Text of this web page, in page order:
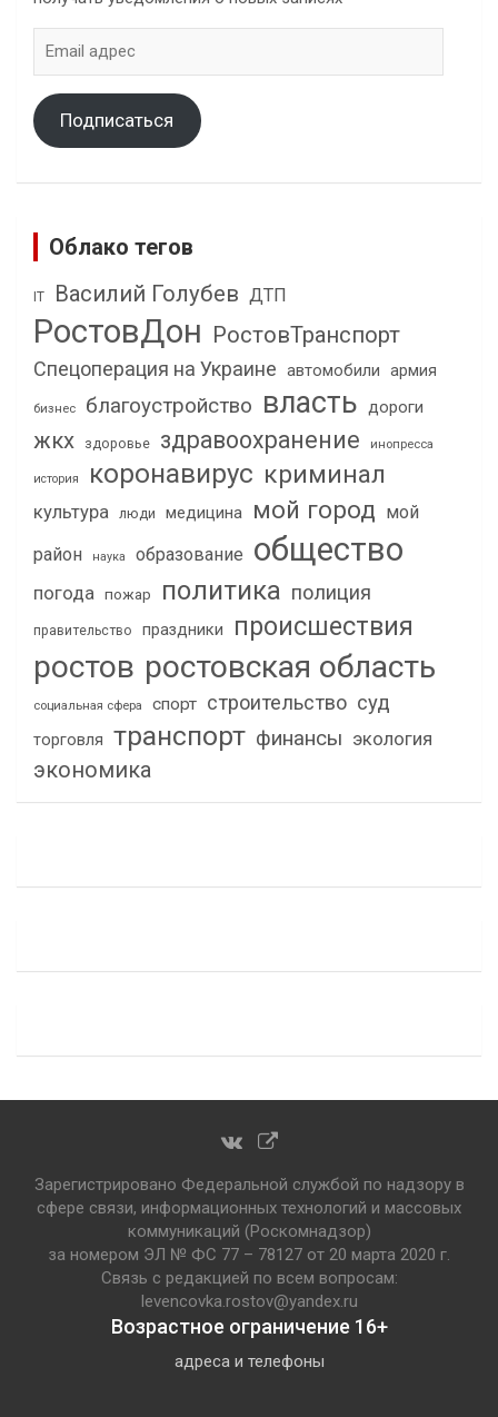
адрес
Подписаться
Облако тегов
IT Василий Голубев ДТП
РостовДон РостовТранспорт
Спецоперация на Украине автомобили армия
бизнес благоустройство власть дороги
жкх здоровье здравоохранение инопресса
история коронавирус криминал
культура люди медицина мой город мой
район
наука образование общество
погода пожар политика полиция
правительство праздники происшествия
ростов ростовская область
социальная сфера спорт строительство суд
торговля транспорт финансы экология
экономика
Зарегистрировано Федеральной службой по надзору в
сфере связи, информационных технологий и массовых
коммуникаций (Роскомнадзор)
за номером ЭЛ № ФС 77 – 78127 от 20 марта 2020 г.
Связь с редакцией по всем вопросам:
levencovka.rostov@yandex.ru
Возрастное ограничение 16+
адреса и телефоны